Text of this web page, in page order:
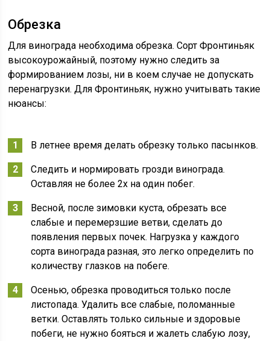
Обрезка
Для винограда необходима обрезка. Сорт Фронтиньяк
высокоурожайный, поэтому нужно следить за
формированием лозы, ни в коем случае не допускать
перенагрузки. Для Фронтиньяк, нужно учитывать такие
нюансы:
В летнее время делать обрезку только пасынков.
Следить и нормировать грозди винограда.
Оставляя не более 2х на один побег.
Весной, после зимовки куста, обрезать все
слабые и перемерзшие ветви, сделать до
появления первых почек. Нагрузка у каждого
сорта винограда разная, это легко определить по
количеству глазков на побеге.
Осенью, обрезка проводиться только после
листопада. Удалить все слабые, поломанные
ветки. Оставлять только сильные и здоровые
побеги, не нужно бояться и жалеть слабую лозу,